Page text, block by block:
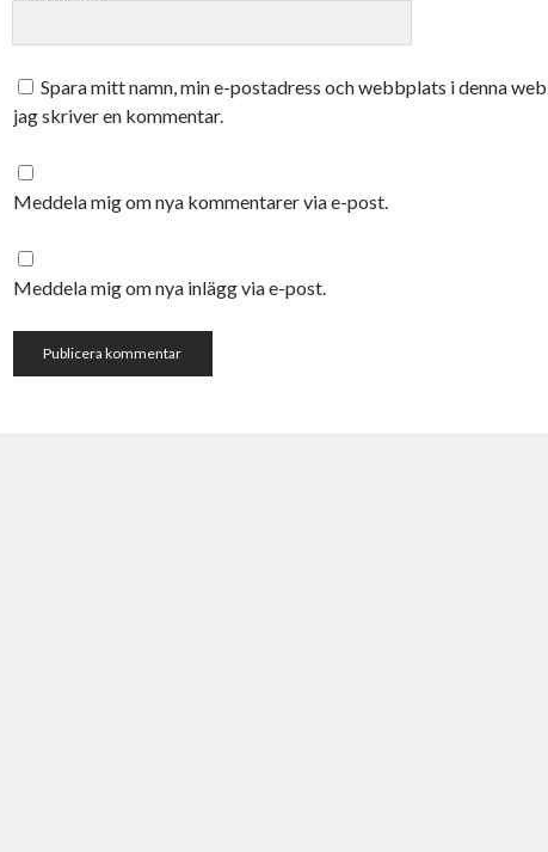
Spara mitt namn, min e-postadress och webbplats i denna
jag skriver en kommentar.
Meddela mig om nya kommentarer via e-post.
Meddela mig om nya inlägg via e-post.